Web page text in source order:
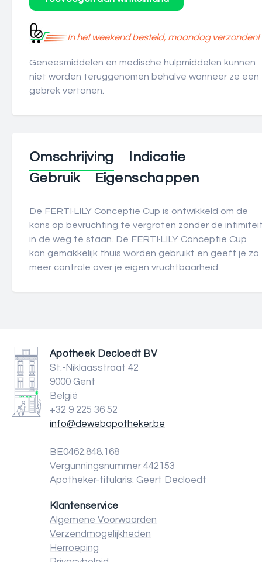
In het weekend besteld, maandag verzonden!
Geneesmiddelen en medische hulpmiddelen kunnen
niet worden teruggenomen behalve wanneer ze een
gebrek vertonen.
Omschrijving
Indicatie
Gebruik
Eigenschappen
De FERTI·LILY Conceptie Cup is ontwikkeld om de
kans op bevruchting te vergroten zonder de
in de weg te staan. De FERTI·LILY Conceptie Cup
kan gemakkelijk thuis worden gebruikt en geeft je zo
meer controle over je eigen vruchtbaarheid
Apotheek Decloedt BV
St.-Niklaasstraat 42
9000 Gent
België
+32 9 225 36 52
info@dewebapotheker.be
BE0462.848.168
Vergunningsnummer 442153
Apotheker-titularis: Geert Decloedt
Klantenservice
Algemene Voorwaarden
Verzendmogelijkheden
Herroeping